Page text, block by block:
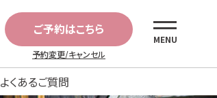
ご予約はこちら
予約変更/キャンセル
MENU
よくあるご質問